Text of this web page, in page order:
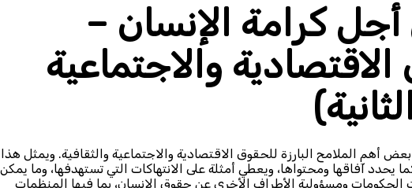
كرامة الإنسان –
والاجتماعية
أهم الملامح البارزة للحقوق الاقتصادية والاجتماعية والثقافية. ويمثل هذا
يحدد آفاقها ومحتواها، ويعطي أمثلة على الانتهاكات التي تستهدفها، وما يمكن
الحكومات ومسؤولية الأطراف الأخرى عن حقوق الإنسان، بما فيها المنظمات